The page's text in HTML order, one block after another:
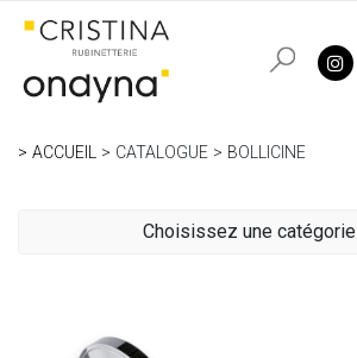
ACCUEIL CATALOGUE BOLLICINE
Choisissez une catégorie